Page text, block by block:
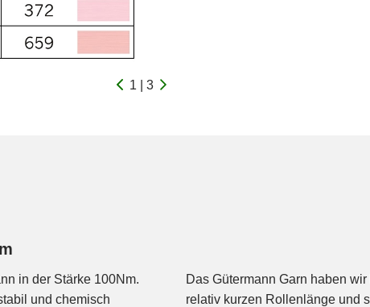
1 | 3
in der Stärke 100Nm.
und chemisch
Das Gütermann Garn haben
relativ kurzen Rollenlänge und